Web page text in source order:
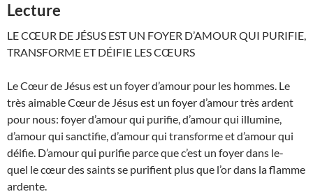
Lecture
LE CŒUR DE JÉSUS EST UN FOYER D’AMOUR QUI PURIFIE,
TRANSFORME ET DÉIFIE LES CŒURS
Le Cœur de Jésus est un foyer d’amour pour les hommes. Le
très aimable Cœur de Jésus est un foyer d’amour très ardent
pour nous: foyer d’amour qui purifie, d’amour qui illumine,
d’amour qui sanctifie, d’amour qui transforme et d’amour qui
déifie. D’amour qui purifie parce que c’est un foyer dans le-
quel le cœur des saints se purifient plus que l’or dans la flamme
ardente.